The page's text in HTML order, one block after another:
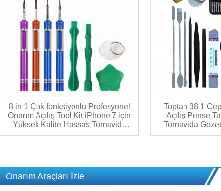
8 in 1 Çok fonksiyonlu Profesyonel
Onarım Açılış Tool Kit iPhone 7 için
Yüksek Kalite Hassas Tornavida
Seti
Toptan 38 1
Açılış Pense
Tornavida
Onarım Araçları İzle